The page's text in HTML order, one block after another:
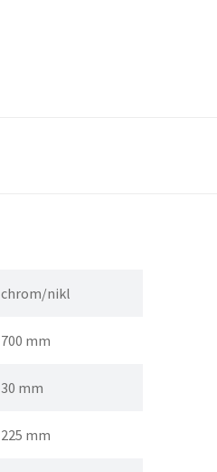
chrom/nikl
700 mm
30 mm
225 mm